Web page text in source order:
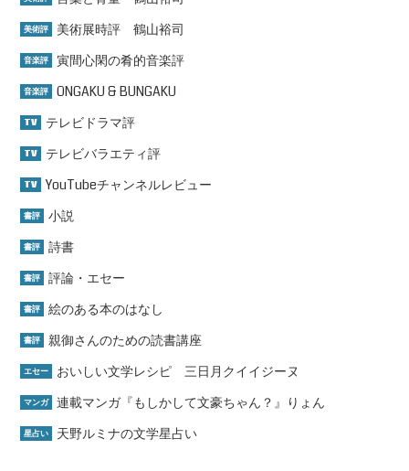
美術評 美術展時評 鶴山裕司
音楽評 寅間心閑の肴的音楽評
音楽評 ONGAKU & BUNGAKU
TV テレビドラマ評
TV テレビバラエティ評
TV YouTubeチャンネルレビュー
書評 小説
書評 詩書
書評 評論・エセー
書評 絵のある本のはなし
書評 親御さんのための読書講座
エセー おいしい文学レシピ 三日月クイイジーヌ
マンガ 連載マンガ『もしかして文豪ちゃん？』りょん
星占い 天野ルミナの文学星占い